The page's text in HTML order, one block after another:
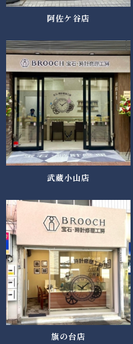
阿佐ケ谷店
武蔵小山店
旗の台店